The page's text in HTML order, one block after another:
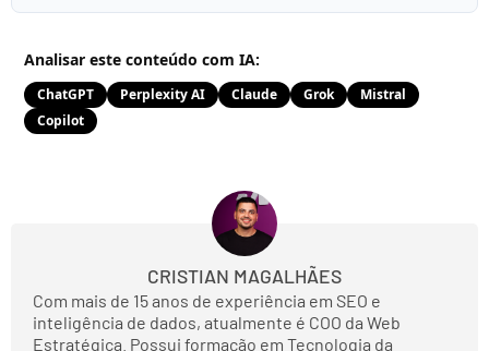
Analisar este conteúdo com IA:
ChatGPT Perplexity AI Claude Grok
Mistral
Copilot
CRISTIAN MAGALHÃES
Com mais de 15 anos de experiência em SEO e
inteligência de dados, atualmente é COO da Web
Estratégica. Possui formação em Tecnologia da